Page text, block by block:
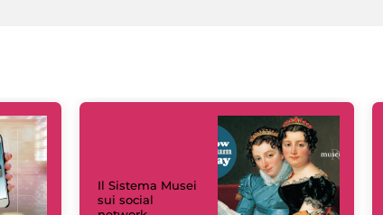
Il Sistema Musei
sui social